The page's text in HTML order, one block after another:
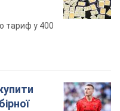
тариф у 400